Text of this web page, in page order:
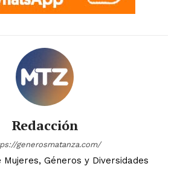
Redacción
generosmatanza.com/
Géneros y Diversidades